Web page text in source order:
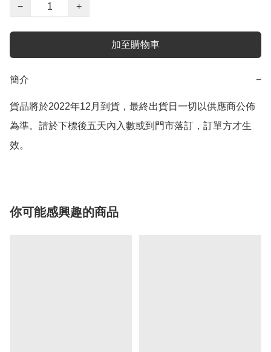
−
+
加至購物車
簡介 −
貨品將於2022年12月到貨，最終出貨日一切以供應商公佈
為準。請於下標後五天內入數或到門市落訂，訂單方才生
效。
你可能感興趣的商品